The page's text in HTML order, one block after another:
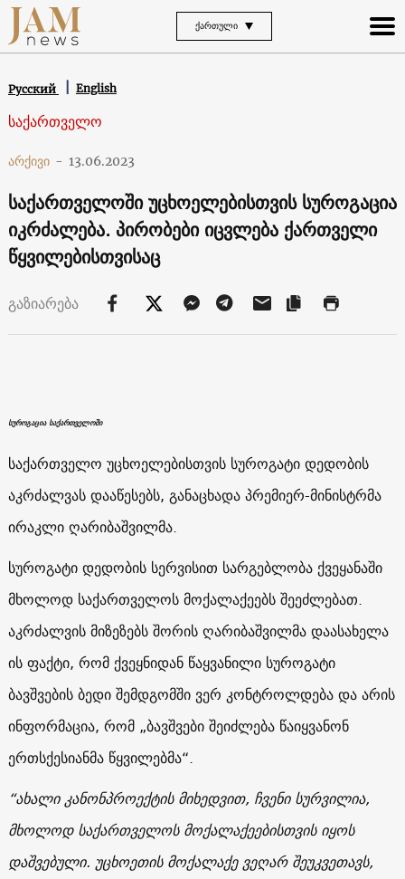
ᲥᲐᲠᲗᲣᲚᲘ
Русский English
საქართველო
არქივი - 13.06.2023
საქართველოში უცხოელებისთვის სუროგაცია
იკრძალება. პირობები იცვლება ქართველი
წყვილებისთვისაც
გაზიარება
სუროგაცია საქართველოში
საქართველო უცხოელებისთვის სუროგატი დედობის
აკრძალვას დააწესებს, განაცხადა პრემიერ-მინისტრმა
ირაკლი ღარიბაშვილმა.
სუროგატი დედობის სერვისით სარგებლობა ქვეყანაში
მხოლოდ საქართველოს მოქალაქეებს შეეძლებათ.
აკრძალვის მიზეზებს შორის ღარიბაშვილმა დაასახელა
ის ფაქტი, რომ ქვეყნიდან წაყვანილი სუროგატი
ბავშვების ბედი შემდგომში ვერ კონტროლდება და არის
ინფორმაცია, რომ „ბავშვები შეიძლება წაიყვანონ
ერთსქესიანმა წყვილებმა“.
“ახალი კანონპროექტის მიხედვით, ჩვენი სურვილია,
მხოლოდ საქართველოს მოქალაქეებისთვის იყოს
დაშვებული. უცხოეთის მოქალაქე ვეღარ შეუკვეთავს,